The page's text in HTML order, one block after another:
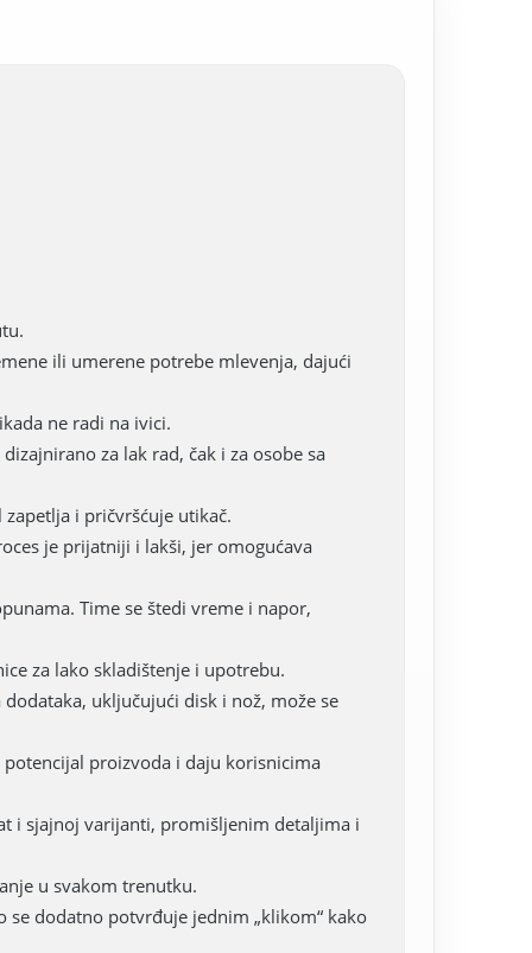
ili umerene potrebe mlevenja, dajući
ne radi na ivici.
za lak rad, čak i za osobe sa
i pričvršćuje utikač.
je prijatniji i lakši, jer omogućava
Time se štedi vreme i napor,
za lako skladištenje i upotrebu.
uključujući disk i nož, može se
potencijal proizvoda i daju korisnicima
i sjajnoj varijanti, promišljenim detaljima i
u svakom trenutku.
dodatno potvrđuje jednim „klikom“ kako